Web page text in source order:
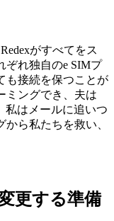
がすべてをス
ぞれ独自のe SIMプ
も接続を保つことが
ミングでき、夫は
私はメールに追いつ
ら私たちを救い、
更する準備